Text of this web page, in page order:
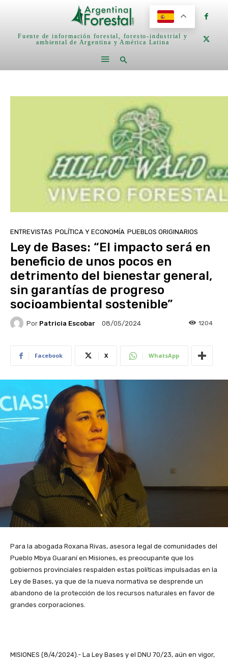
Fuente de información forestal, foresto-industrial y
ambiental de Argentina y América Latina
ENTREVISTAS POLÍTICA Y ECONOMÍA PUEBLOS ORIGINARIOS
Ley de Bases: “El impacto será en
beneficio de unos pocos en
detrimento del bienestar general,
sin garantías de progreso
socioambiental sostenible”
Por Patricia Escobar 08/05/2024 1204
Facebook X WhatsApp
Para la abogada Roxana Rivas, asesora legal de comunidades del
Pueblo Mbya Guaraní en Misiones, es preocupante que los
gobiernos provinciales respalden estas políticas impulsadas en la
Ley de Bases, ya que de la nueva normativa se desprende un
abandono de la protección de los recursos naturales en favor de
grandes corporaciones.
MISIONES (8/4/2024).- La Ley Bases y el DNU 70/23, aún en vigor,